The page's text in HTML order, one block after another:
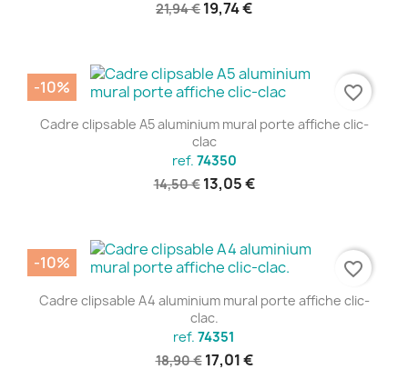
21,94 € 19,74 €
Cadre clipsable A5 aluminium mural porte affiche clic-
clac
ref. 74350
14,50 € 13,05 €
-10% favorite_border
Cadre clipsable A4 aluminium mural porte affiche clic-
clac.
ref. 74351
18,90 € 17,01 €
-10% favorite_border